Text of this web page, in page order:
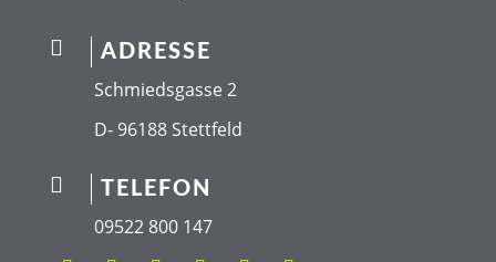
 ADRESSE
Schmiedsgasse 2
D- 96188 Stettfeld
 TELEFON
09522 800 147